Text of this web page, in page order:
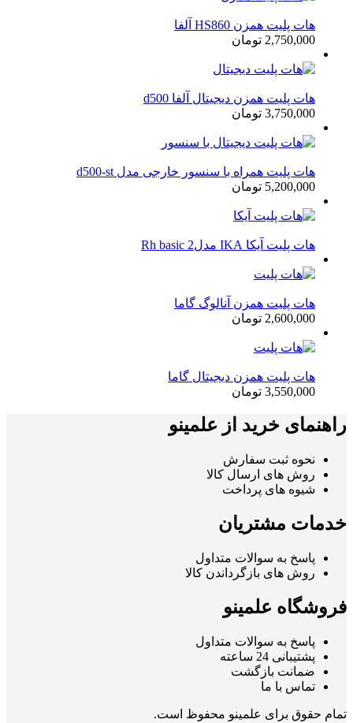
هات پلیت همزن HS860 آلفا
2,750,000 تومان
هات پلیت همزن دیجیتال آلفا d500
3,750,000 تومان
هات پلیت همراه با سنسور خارجی مدل d500-st
5,200,000 تومان
هات پلیت آیکا IKA مدلRh basic 2
هات پلیت همزن آنالوگ گاما
2,600,000 تومان
هات پلیت همزن دیجیتال گاما
3,550,000 تومان
راهنمای خرید از علمینو
نحوه ثبت سفارش
روش های ارسال کالا
شیوه های پرداخت
خدمات مشتریان
پاسخ به سوالات متداول
روش های بازگرداندن کالا
فروشگاه علمینو
پاسخ به سوالات متداول
پشتیبانی 24 ساعته
ضمانت بازگشت
تماس با ما
تمام حقوق برای علمینو محفوظ است.